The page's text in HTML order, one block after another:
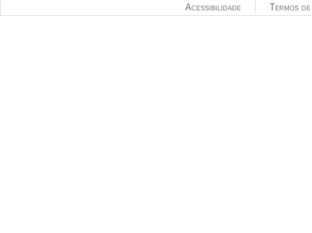
Termos
Acessibilidade